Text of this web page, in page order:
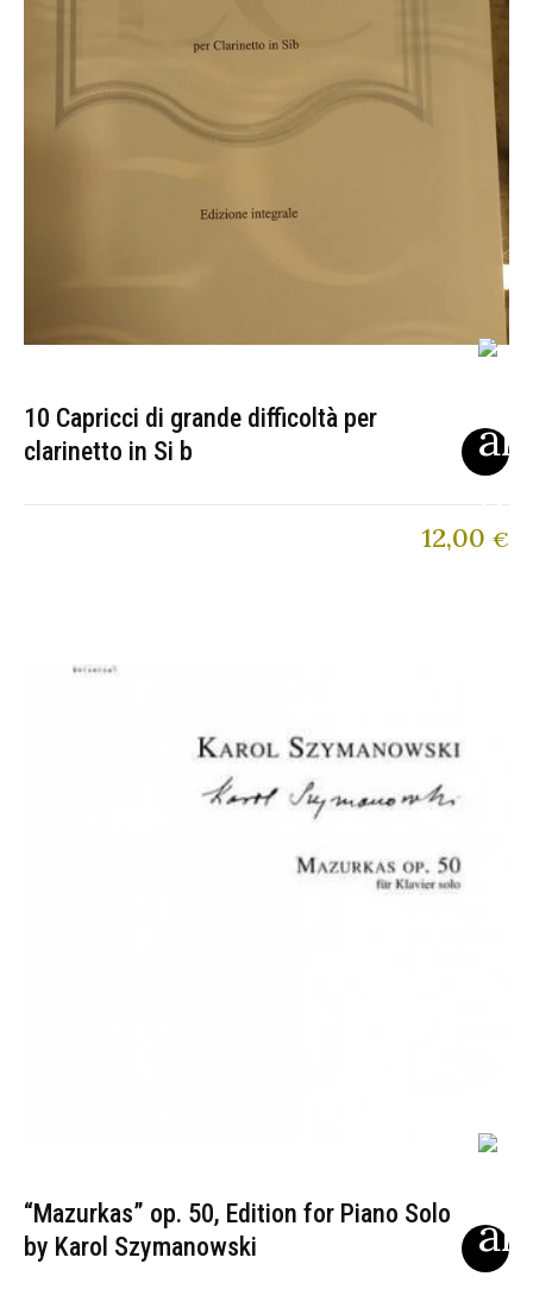
10 Capricci di grande difficoltà per
clarinetto in Si b
12,00 €
“Mazurkas” op. 50, Edition for Piano Solo
by Karol Szymanowski